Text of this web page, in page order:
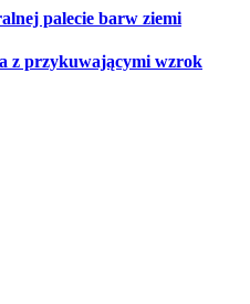
palecie barw ziemi
z przykuwającymi wzrok